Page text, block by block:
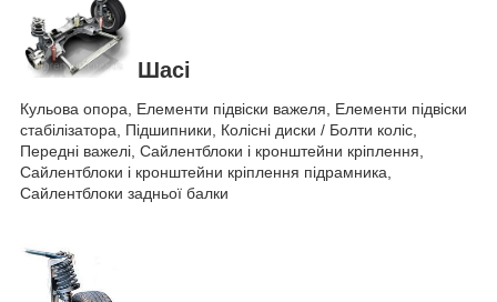
Шасі
Кульова опора, Елементи підвіски важеля, Елементи підвіски
стабілізатора, Підшипники, Колісні диски / Болти коліс,
Передні важелі, Сайлентблоки і кронштейни кріплення,
Сайлентблоки і кронштейни кріплення підрамника,
Сайлентблоки задньої балки